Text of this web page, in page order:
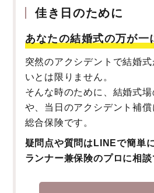
佳き日のために
あなたの結婚式の万が一
突然のアクシデントで結婚
いとは限りません。
そんな時のために、結婚式
や、当日のアクシデント補
総合保険です。
疑問点や質問はLINEで簡単
ランナー兼保険のプロに相談